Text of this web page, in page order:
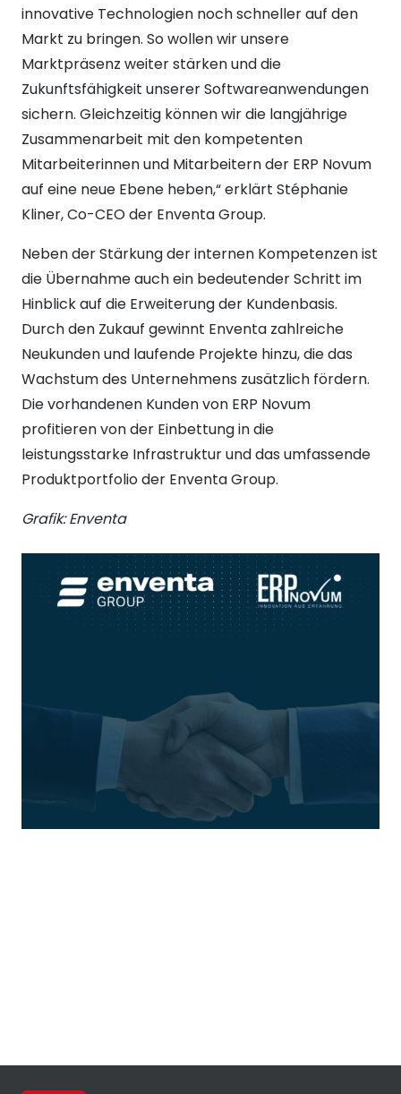
innovative Technologien noch schneller auf den
Markt zu bringen. So wollen wir unsere
Marktpräsenz weiter stärken und die
Zukunftsfähigkeit unserer Softwareanwendungen
sichern. Gleichzeitig können wir die langjährige
Zusammenarbeit mit den kompetenten
Mitarbeiterinnen und Mitarbeitern der ERP Novum
auf eine neue Ebene heben,“ erklärt Stéphanie
Kliner, Co-CEO der Enventa Group.
Neben der Stärkung der internen Kompetenzen ist
die Übernahme auch ein bedeutender Schritt im
Hinblick auf die Erweiterung der Kundenbasis.
Durch den Zukauf gewinnt Enventa zahlreiche
Neukunden und laufende Projekte hinzu, die das
Wachstum des Unternehmens zusätzlich fördern.
Die vorhandenen Kunden von ERP Novum
profitieren von der Einbettung in die
leistungsstarke Infrastruktur und das umfassende
Produktportfolio der Enventa Group.
Grafik: Enventa